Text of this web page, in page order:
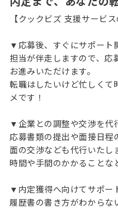
【クックビズ 支援サービ
▼応募後、すぐにサポート
担当が伴走しますので、応
お進みいただけます。
転職はしたいけど忙しく
メです！
▼企業との調整や交渉を代
応募書類の提出や面接日程
面の交渉なども代行いたし
時間や手間のかかることな
▼内定獲得へ向けてサポー
履歴書の書き方がわから